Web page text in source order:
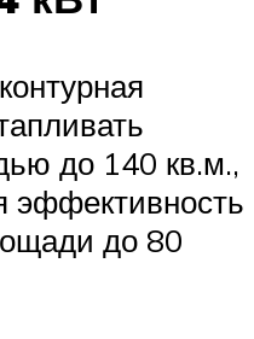
до 140 кв.м.,
эффективность
до 80